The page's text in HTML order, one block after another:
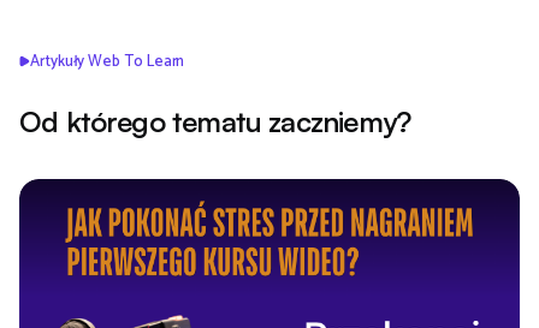
ArtykułyWeb To Learn
Od którego tematu zaczniemy?